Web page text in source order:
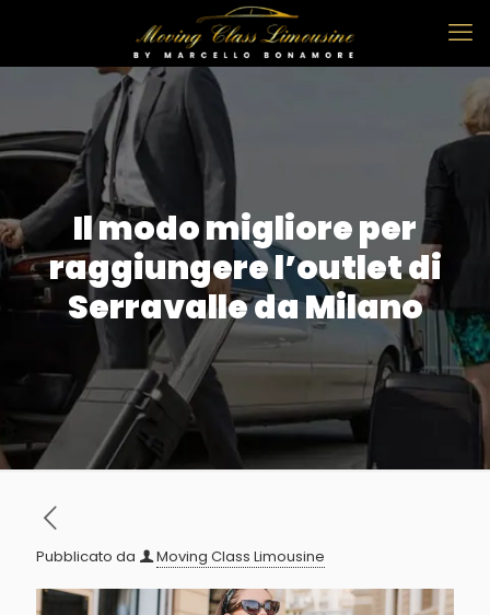
Il modo migliore per
raggiungere l’outlet di
Serravalle da Milano
Pubblicato da Moving Class Limousine